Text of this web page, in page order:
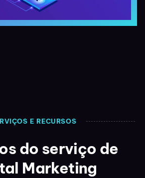
E RECURSOS
do serviço de
Marketing